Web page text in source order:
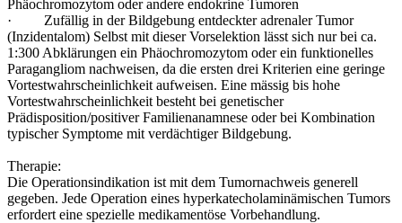
Phäochromozytom oder andere endokrine Tumoren
· Zufällig in der Bildgebung entdeckter adrenaler Tumor
(Inzidentalom) Selbst mit dieser Vorselektion lässt sich nur bei ca.
1:300 Abklärungen ein Phäochromozytom oder ein funktionelles
Paragangliom nachweisen, da die ersten drei Kriterien eine geringe
Vortestwahrscheinlichkeit aufweisen. Eine mässig bis hohe
Vortestwahrscheinlichkeit besteht bei genetischer
Prädisposition/positiver Familienanamnese oder bei Kombination
typischer Symptome mit verdächtiger Bildgebung.
Therapie:
Die Operationsindikation ist mit dem Tumornachweis generell
gegeben. Jede Operation eines hyperkatecholaminämischen Tumors
erfordert eine spezielle medikamentöse Vorbehandlung.